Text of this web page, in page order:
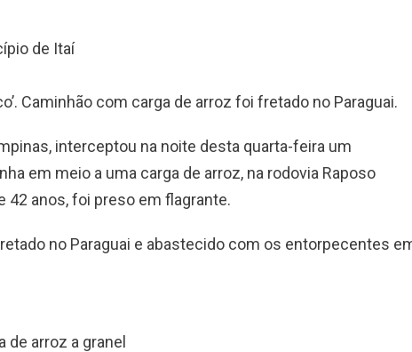
de Itaí
Caminhão com carga de arroz foi fretado no Paraguai.
interceptou na noite desta quarta-feira um
em meio a uma carga de arroz, na rodovia Raposo
42 anos, foi preso em flagrante.
no Paraguai e abastecido com os entorpecentes
arroz a granel